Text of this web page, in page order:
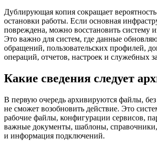
Дублирующая копия сокращает
остановки работы. Если основная
повреждена, можно восстановить систему
Это важно для систем, где данные
обращений, пользовательских профилей,
операций, отчетов, настроек и служебных
Какие сведения следует
В первую очередь архивируются файлы, без
не сможет возобновить действие. Это
рабочие файлы, конфигурации сервисов,
важные документы, шаблоны,
и информация подключений.